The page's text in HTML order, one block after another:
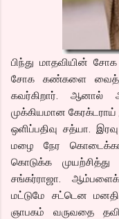
பிந்து மாதவியின்
சோக கண்களை
கவர்கிறார். ஆனால்
முக்கியமான கேரக்டராய்
ஒளிப்பதிவு சத்யா.
மழை நேர
கொடுக்க முயற்சித்து
சங்கர்ராஜா.
மட்டுமே சட்டென
ஞாபகம் வருவதை